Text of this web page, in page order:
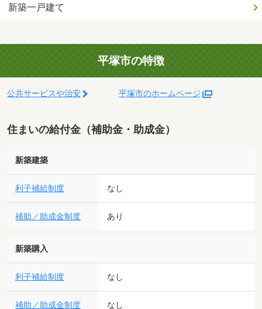
新築一戸建て
平塚市の特徴
公共サービスや治安 平塚市のホームページ
住まいの給付金（補助金・助成金）
新築建築
利子補給制度 なし
補助／助成金制度 あり
新築購入
利子補給制度 なし
補助／助成金制度 なし